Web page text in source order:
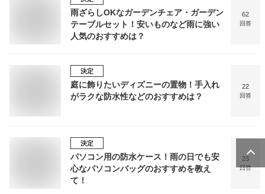
雨ざらしOKなガーデンチェア・ガーデン
テーブルセット！安いものなど雨に強い
人気のおすすめは？
62
回答
決定
庭に飾りたいディズニーの置物！手入れ
がラクな防水性などのおすすめは？
22
回答
決定
パソコン用の防水ケース！雨の日でも安
心なパソコンバッグのおすすめを教え
て！
23
回答